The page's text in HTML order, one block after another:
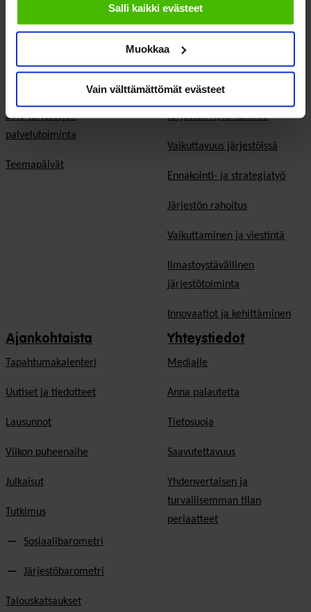
Salli kaikki evästeet
Muokkaa
Vain välttämättömät evästeet
Kunta- ja aluevaalit
Tietoa järjestöistä
Sosiaali- ja terveysjärjestöt
Sote-järjestöjen
palvelutoiminta
Teemapäivät
Jäsenjärjestöille
Jäsen­edut ja -palvelut
Järjestön hyvä hallinto
Vaikuttavuus järjestöissä
Ennakointi- ja strategiatyö
Järjestön rahoitus
Vaikuttaminen ja viestintä
Ilmastoystävällinen
järjestötoiminta
Innovaatiot ja kehittäminen
Ajankohtaista
Tapahtumakalenteri
Uutiset ja tiedotteet
Lausunnot
Viikon puheenaihe
Julkaisut
Tutkimus
Sosiaalibarometri
Järjestöbarometri
Talouskatsaukset
Yhteystiedot
Medialle
Anna palautetta
Tietosuoja
Saavutettavuus
Yhdenvertaisen ja
turvallisemman tilan
periaatteet